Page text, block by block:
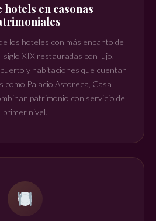
hotels en casonas
los hoteles con más encanto de
siglo XIX restauradas con lujo,
y habitaciones que cuentan
como Palacio Astoreca, Casa
patrimonio con servicio de
primer nivel.